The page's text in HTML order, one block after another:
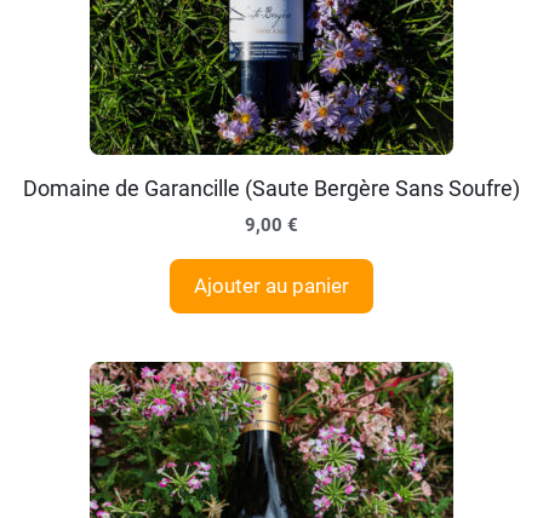
Domaine de Garancille (Saute Bergère Sans Soufre)
9,00 €
Ajouter au panier